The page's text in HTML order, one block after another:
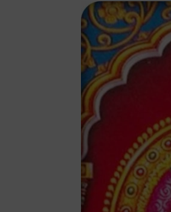
Facebook
reddit